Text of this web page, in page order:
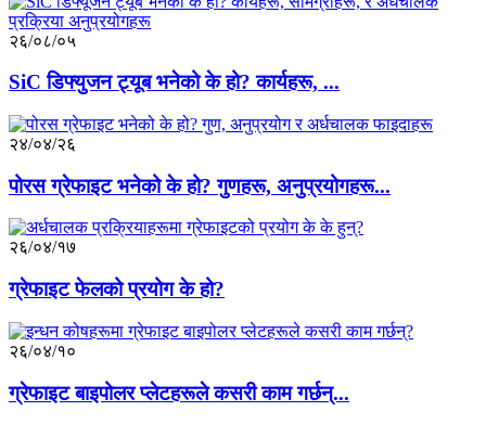
२६/०८/०५
SiC डिफ्युजन ट्यूब भनेको के हो? कार्यहरू, ...
२४/०४/२६
पोरस ग्रेफाइट भनेको के हो? गुणहरू, अनुप्रयोगहरू...
२६/०४/१७
ग्रेफाइट फेलको प्रयोग के हो?
२६/०४/१०
ग्रेफाइट बाइपोलर प्लेटहरूले कसरी काम गर्छन्...